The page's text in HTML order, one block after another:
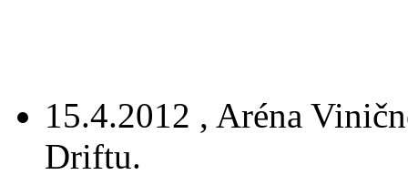
15.4.2012 , Aréna
Driftu.